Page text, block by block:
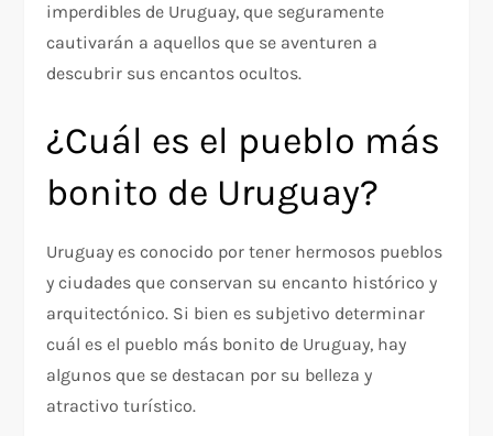
imperdibles de Uruguay, que seguramente
cautivarán a aquellos que se aventuren a
descubrir sus encantos ocultos.
¿Cuál es el pueblo más
bonito de Uruguay?
Uruguay es conocido por tener hermosos pueblos
y ciudades que conservan su encanto histórico y
arquitectónico. Si bien es subjetivo determinar
cuál es el pueblo más bonito de Uruguay, hay
algunos que se destacan por su belleza y
atractivo turístico.